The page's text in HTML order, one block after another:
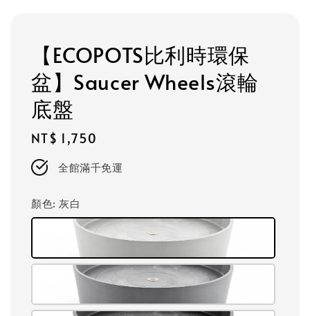
【ECOPOTS比利時環保
盆】Saucer Wheels滾輪
底盤
Regular
price
NT$ 1,750
全館滿千免運
顏色: 灰白